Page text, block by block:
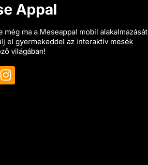
Appal
még ma a Meseappal mobil alakalmazását
el gyermekeddel az interaktív mesék
világában!